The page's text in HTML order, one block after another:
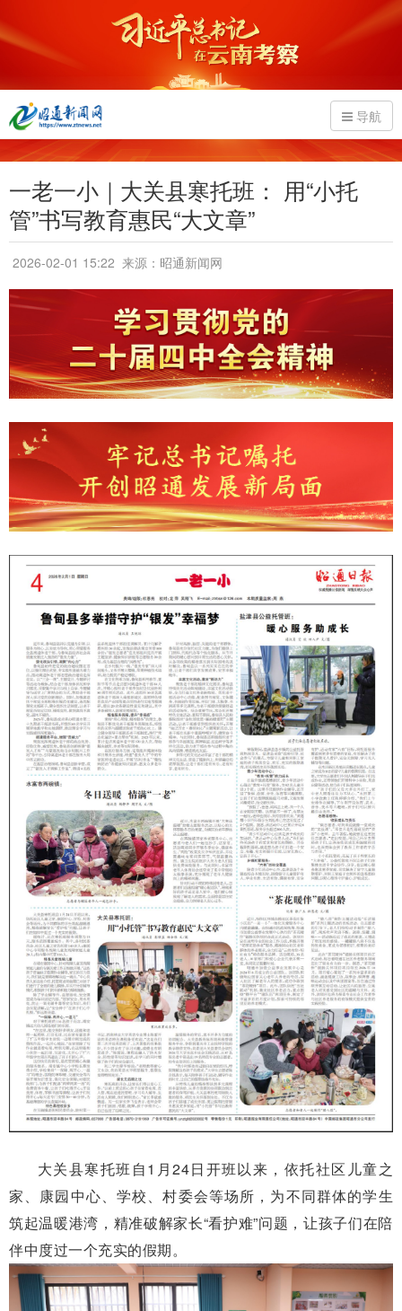
导航
一老一小｜大关县寒托班： 用“小托
管”书写教育惠民“大文章”
2026-02-01 15:22 来源：昭通新闻网
大关县寒托班自1月24日开班以来，依托社区儿童之
家、康园中心、学校、村委会等场所，为不同群体的学生
筑起温暖港湾，精准破解家长“看护难”问题，让孩子们在陪
伴中度过一个充实的假期。